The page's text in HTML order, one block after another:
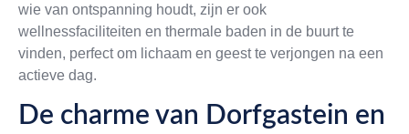
wie van ontspanning houdt, zijn er ook
wellnessfaciliteiten en thermale baden in de buurt te
vinden, perfect om lichaam en geest te verjongen na een
actieve dag.
De charme van Dorfgastein en